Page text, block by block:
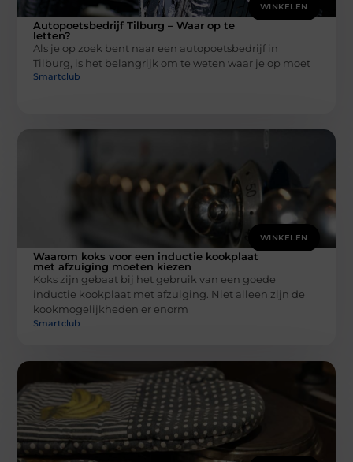
WINKELEN
Autopoetsbedrijf Tilburg – Waar op te
letten?
Als je op zoek bent naar een autopoetsbedrijf in
Tilburg, is het belangrijk om te weten waar je op moet
Smartclub
WINKELEN
Waarom koks voor een inductie kookplaat
met afzuiging moeten kiezen
Koks zijn gebaat bij het gebruik van een goede
inductie kookplaat met afzuiging. Niet alleen zijn de
kookmogelijkheden er enorm
Smartclub